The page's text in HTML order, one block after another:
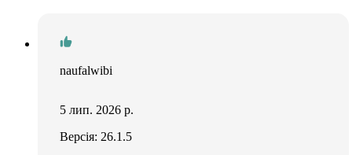
naufalwibi
5 лип. 2026 р.
Версія: 26.1.5